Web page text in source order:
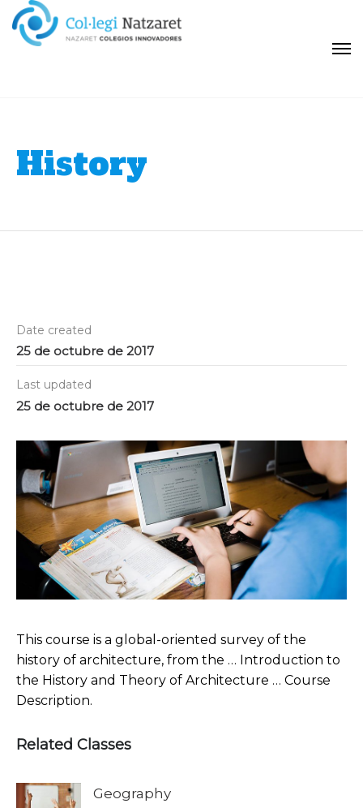
History
Date created
25 de octubre de 2017
Last updated
25 de octubre de 2017
This course is a global-oriented survey of the
history of architecture, from the … Introduction to
the History and Theory of Architecture … Course
Description.
Related Classes
Geography